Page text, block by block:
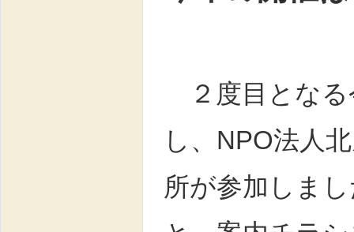
２度目となる
し、NPO法人
所が参加しま